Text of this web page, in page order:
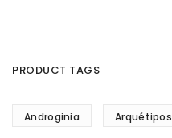
PRODUCT TAGS
Androginia Arquétipos